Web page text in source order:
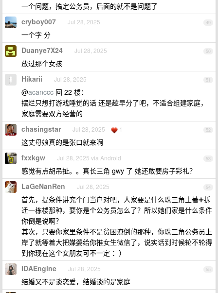
一个问题，搞定公务员，后面的就不是问题了
49
cryboy007 Jul 28, 2025
一个字 分
50
Duanye7X24 Jul 28, 2025
放过那个女孩
51
Hikarii Jul 28, 2025
@acanccc 回 22 楼：
摆烂只想打游戏睡觉的话 还是趁早分了吧，不适合组建家庭，
家庭需要双方经营的
52
chasingstar Jul 28, 2025 1
这丈母娘真的是张口就来啊
53
fxxkgw Jul 28, 2025 via Android
感觉有点胡吊扯。。真长三角 gwy 了 她还敢要房子彩礼？
54
LaGeNanRen Jul 28, 2025
首先，提条件讲究个门当户对吧，人家要是什么珠三角土著➕拆
迁一栋楼那种，要你是个公务员怎么了？所以她们家是什么条件
你倒是说啊？
其次，只要你家里条件不是贫困潦倒的那种，你珠三角公务员上
岸了就等着大把媒婆给你推女生微信了，说实话到时候轮不轮得
到你现在这个女朋友可不一定 ：）
55
IDAEngine Jul 28, 2025
结婚又不是谈恋爱，结婚谈的是家庭